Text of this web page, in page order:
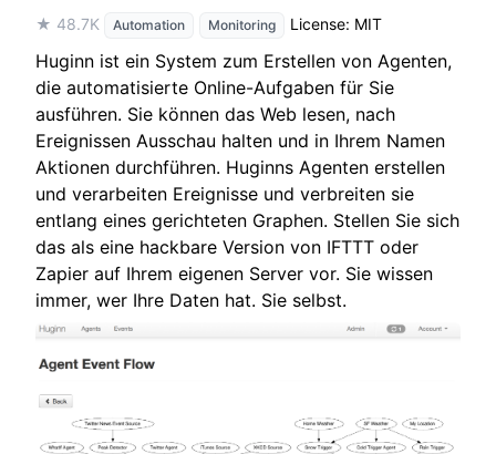
★ 48.7K Automation Monitoring License: MIT
Huginn ist ein System zum Erstellen von Agenten,
die automatisierte Online-Aufgaben für Sie
ausführen. Sie können das Web lesen, nach
Ereignissen Ausschau halten und in Ihrem Namen
Aktionen durchführen. Huginns Agenten erstellen
und verarbeiten Ereignisse und verbreiten sie
entlang eines gerichteten Graphen. Stellen Sie sich
das als eine hackbare Version von IFTTT oder
Zapier auf Ihrem eigenen Server vor. Sie wissen
immer, wer Ihre Daten hat. Sie selbst.